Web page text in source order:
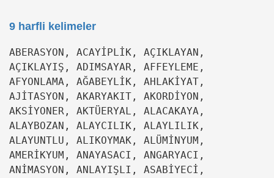
9 harfli kelimeler
ABERASYON, ACAYİPLİK, AÇIKLAYAN,
AÇIKLAYIŞ, ADIMSAYAR, AFFEYLEME,
AFYONLAMA, AĞABEYLİK, AHLAKİYAT,
AJİTASYON, AKARYAKIT, AKORDİYON,
AKSİYONER, AKTÜERYAL, ALACAKAYA,
ALAYBOZAN, ALAYCILIK, ALAYLILIK,
ALAYUNTLU, ALIKOYMAK, ALÜMİNYUM,
AMERİKYUM, ANAYASACI, ANGARYACI,
ANİMASYON, ANLAYIŞLI, ASABİYECİ,